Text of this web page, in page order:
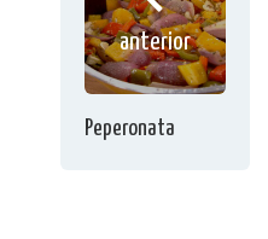
anterior
Peperonata